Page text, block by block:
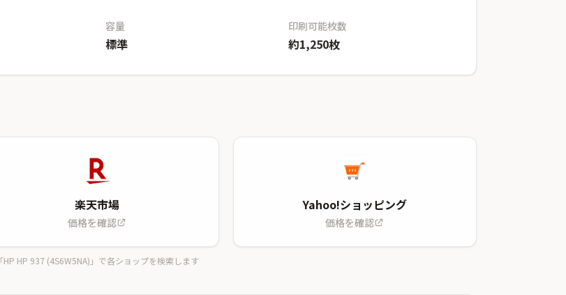
容量
標準
印刷可能枚数
約1,250枚
楽天市場
価格を確認
Yahoo!ショッピング
価格を確認
「HP HP 937 (4S6W5NA)」で各ショップを検索します